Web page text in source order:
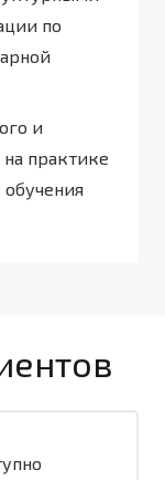
по
и
практике